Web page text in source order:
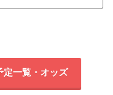
定一覧・オッズ